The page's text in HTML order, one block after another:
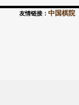
友情链接： 中国棋院